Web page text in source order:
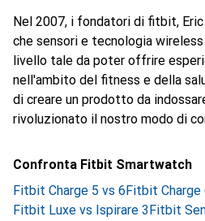
Nel 2007, i fondatori di fitbit,
che sensori e tecnologia
livello tale da poter offrire
nell'ambito del fitness e della
di creare un prodotto da
rivoluzionato il nostro modo di
Confronta Fitbit Smartwatch
Fitbit Charge 5 vs 6Fitbit Charge
Fitbit Luxe vs Ispirare 3Fitbit